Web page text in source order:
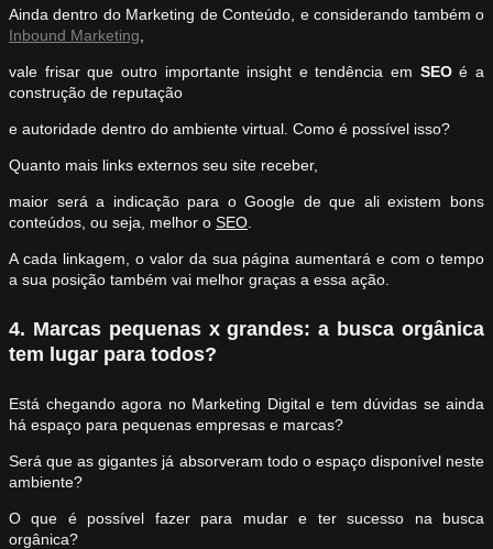
Ainda dentro do Marketing de Conteúdo, e considerando também o
Inbound Marketing
vale frisar que outro importante insight e tendência em SEOé a
construção de reputação
e autoridade dentro do ambiente virtual. Como é possível isso?
Quanto mais links externos seu site receber,
maior será a indicação para o Google de que ali existem bons
conteúdos, ou seja, melhor o SEO
A cada linkagem, o valor da sua página aumentará e com o tempo
a sua posição também vai melhor graças a essa ação.
4. Marcas pequenas x grandes: a busca orgânica
tem lugar para todos?
Está chegando agora no Marketing Digital e tem dúvidas se ainda
há espaço para pequenas empresas e marcas?
Será que as gigantes já absorveram todo o espaço disponível neste
ambiente?
O que é possível fazer para mudar e ter sucesso na busca
orgânica?